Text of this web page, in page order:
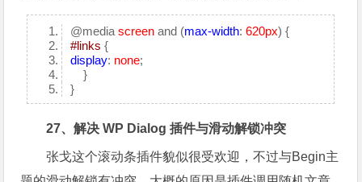
@mediascreen and (max-width:620px) {
#links {
display: none;
}
}
27、解决 WP Dialog 插件与滑动解锁冲突
张戈这个滚动条插件貌似很受欢迎，不过与Begin主